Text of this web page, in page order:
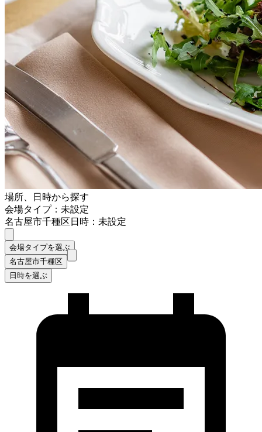
場所、日時から探す
会場タイプ：未設定
名古屋市千種区日時：未設定
会場タイプを選ぶ
名古屋市千種区
日時を選ぶ